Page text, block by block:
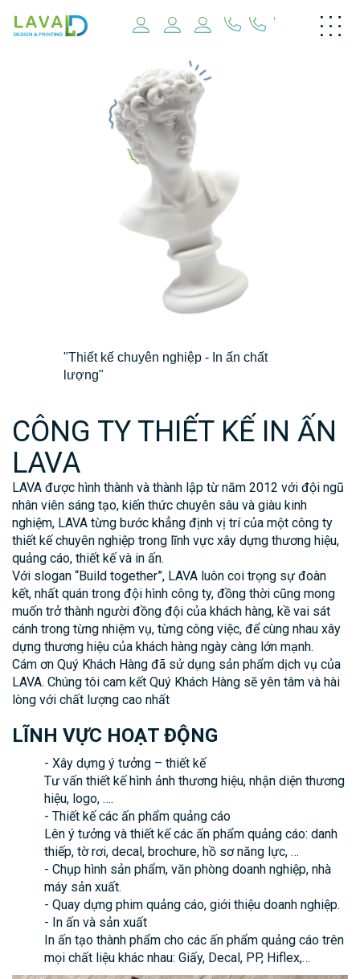
"Thiết kế chuyên nghiệp - In ấn chất
lượng"
CÔNG TY THIẾT KẾ IN ẤN
LAVA
LAVA được hình thành và thành lập từ năm 2012 với đội ngũ
nhân viên sáng tạo, kiến thức chuyên sâu và giàu kinh
nghiệm, LAVA từng bước khẳng định vị trí của một công ty
thiết kế chuyên nghiệp trong lĩnh vực xây dựng thương hiệu,
quảng cáo, thiết kế và in ấn.
Với slogan “Build together”, LAVA luôn coi trọng sự đoàn
kết, nhất quán trong đội hình công ty, đồng thời cũng mong
muốn trở thành người đồng đội của khách hàng, kề vai sát
cánh trong từng nhiệm vụ, từng công việc, để cùng nhau xây
dựng thương hiệu của khách hàng ngày càng lớn mạnh.
Cám ơn Quý Khách Hàng đã sử dụng sản phẩm dịch vụ của
LAVA. Chúng tôi cam kết Quý Khách Hàng sẽ yên tâm và hài
lòng với chất lượng cao nhất
LĨNH VỰC HOẠT ĐỘNG
- Xây dựng ý tưởng – thiết kế
Tư vấn thiết kế hình ảnh thương hiệu, nhận diện thương
hiệu, logo, ….
- Thiết kế các ấn phẩm quảng cáo
Lên ý tưởng và thiết kế các ấn phẩm quảng cáo: danh
thiếp, tờ rơi, decal, brochure, hồ sơ năng lực, …
- Chụp hình sản phẩm, văn phòng doanh nghiệp, nhà
máy sản xuất.
- Quay dựng phim quảng cáo, giới thiệu doanh nghiệp.
- In ấn và sản xuất
In ấn tạo thành phẩm cho các ấn phẩm quảng cáo trên
mọi chất liệu khác nhau: Giấy, Decal, PP, Hiflex,…